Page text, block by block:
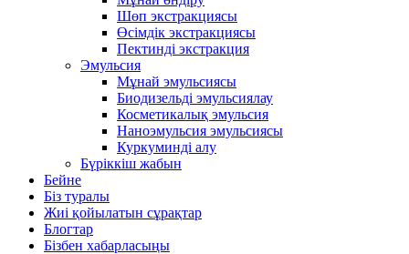
Шөп экстракциясы
Өсімдік экстракциясы
Пектинді экстракция
Эмульсия
Мұнай эмульсиясы
Биодизельді эмульсиялау
Косметикалық эмульсия
Наноэмульсия эмульсиясы
Куркуминді алу
Бүріккіш жабын
Бейне
Біз туралы
Жиі қойылатын сұрақтар
Блогтар
Бізбен хабарласыңы